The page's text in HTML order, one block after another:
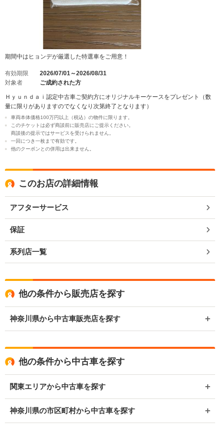
期間中はヒョンデが厳選した特選車をご用意！
有効期限
2026/07/01～2026/08/31
対象者
ご成約された方
Ｈｙｕｎｄａｉ認定中古車ご契約方にオリジナルキーケースをプレゼント（数
量に限りがありますのでなくなり次第終了となります）
車両本体価格100万円以上（税込）の物件に限ります。
このチケットは必ず商談前に販売店にご提示ください。
商談後の提示ではサービスを受けられません。
一回につき一枚まで有効です。
他のクーポンとの併用は出来ません。
このお店の詳細情報
アフターサービス
保証
系列店一覧
他の条件から販売店を探す
神奈川県から中古車販売店を探す
他の条件から中古車を探す
関東エリアから中古車を探す
神奈川県の市区町村から中古車を探す